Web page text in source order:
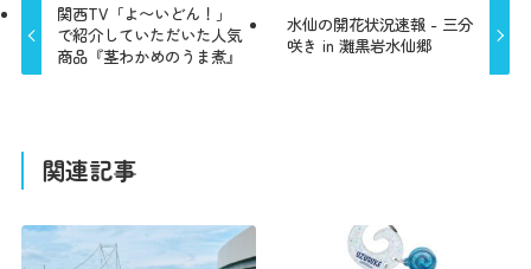
関西TV「よ〜いどん！」
で紹介していただいた人気
商品『茎わかめのうま煮』
水仙の開花状況速報 - 三分
咲き in 灘黒岩水仙郷
関連記事